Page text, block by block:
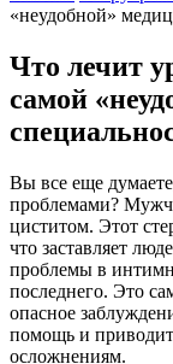
«неудобной»
Что лечит
самой
Вы все еще
проблемами?
циститом. Этот
что заставляет
проблемы в
последнего. Это
опасное
помощь и
осложнениям.